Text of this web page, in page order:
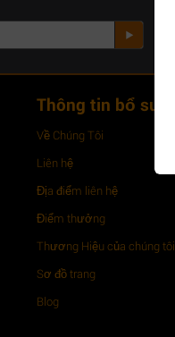
Thông tin bổ sung
Về Chúng Tôi
Liên hệ
Địa điểm liên hệ
Điểm thưởng
Thương Hiệu của chúng tôi
Sơ đồ trang
Blog